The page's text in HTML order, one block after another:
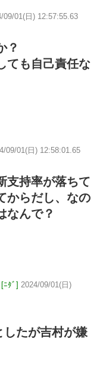
09/01(日) 12:57:55.63
？
ても自己責任な
09/01(日) 12:58:01.65
支持率が落ちて
からだし、なの
なんで？
ﾆﾀﾞ] 2024/09/01(日)
したが吉村が嫌